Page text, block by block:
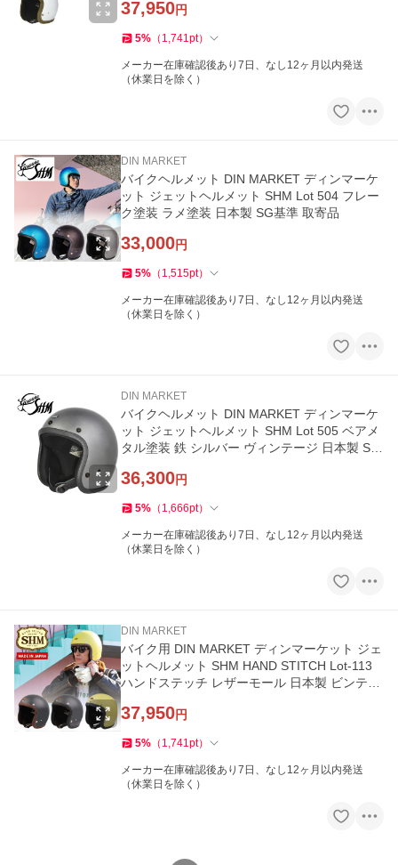
37,950円
5% （ 1,741pt）
メーカー在庫確認後あり7日、なし12ヶ月以内発送
（休業日を除く）
DIN MARKET
バイクヘルメット DIN MARKET ディンマーケ
ット ジェットヘルメット SHM Lot 504 フレー
ク塗装 ラメ塗装 日本製 SG基準 取寄品
33,000円
5% （ 1,515pt）
メーカー在庫確認後あり7日、なし12ヶ月以内発送
（休業日を除く）
DIN MARKET
バイクヘルメット DIN MARKET ディンマーケ
ット ジェットヘルメット SHM Lot 505 ベアメ
タル塗装 鉄 シルバー ヴィンテージ 日本製 SG
36,300円
5% （ 1,666pt）
メーカー在庫確認後あり7日、なし12ヶ月以内発送
（休業日を除く）
DIN MARKET
バイク用 DIN MARKET ディンマーケット ジェ
ットヘルメット SHM HAND STITCH Lot-113
ハンドステッチ レザーモール 日本製 ビンテー
37,950円
5% （ 1,741pt）
メーカー在庫確認後あり7日、なし12ヶ月以内発送
（休業日を除く）